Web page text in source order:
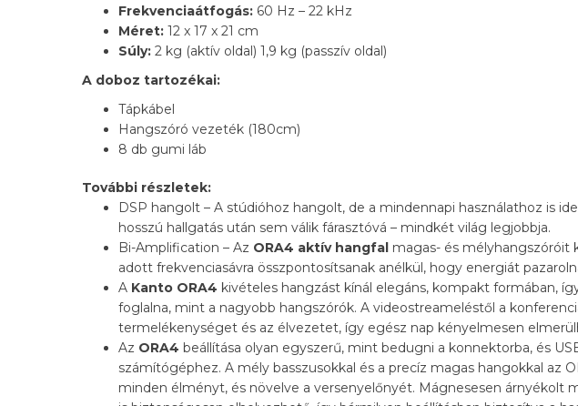
Frekvenciaátfogás: 60 Hz – 22 kHz
Méret: 12 x 17 x 21 cm
Súly: 2 kg (aktív oldal) 1,9 kg (passzív oldal)
A doboz tartozékai:
Tápkábel
Hangszóró vezeték (180cm)
8 db gumi láb
További részletek:
DSP hangolt – A stúdióhoz hangolt, de a mindennapi használathoz is
hosszú hallgatás után sem válik fárasztóvá – mindkét világ legjobbja.
Bi-Amplification – Az ORA4 aktív hangfal magas- és mélyhangszóróit
adott frekvenciasávra összpontosítsanak anélkül, hogy energiát
A Kanto ORA4 kivételes hangzást kínál elegáns, kompakt formában,
foglalna, mint a nagyobb hangszórók. A videostreameléstől a
termelékenységet és az élvezetet, így egész nap kényelmesen
Az ORA4 beállítása olyan egyszerű, mint bedugni a konnektorba, és
számítógéphez. A mély basszusokkal és a precíz magas hangokkal az
minden élményt, és növelve a versenyelőnyét. Mágnesesen árnyékolt